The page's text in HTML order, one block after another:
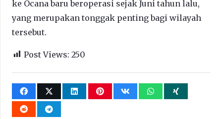
ke Ocana baru beroperasi sejak Juni tahun lalu,
yang merupakan tonggak penting bagi wilayah
tersebut.
Post Views: 250